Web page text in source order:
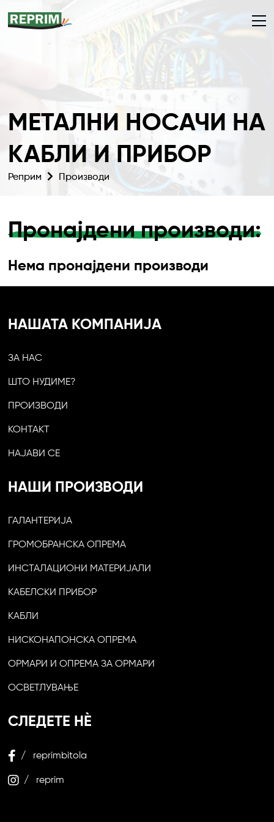
МЕТАЛНИ НОСАЧИ НА
КАБЛИ И ПРИБОР
Реприм Производи
Пронајдени производи:
Нема пронајдени производи
НАШАТА КОМПАНИЈА
ЗА НАС
ШТО НУДИМЕ?
ПРОИЗВОДИ
КОНТАКТ
НАЈАВИ СЕ
НАШИ ПРОИЗВОДИ
ГАЛАНТЕРИЈА
ГРОМОБРАНСКА ОПРЕМА
ИНСТАЛАЦИОНИ МАТЕРИЈАЛИ
КАБЕЛСКИ ПРИБОР
КАБЛИ
НИСКОНАПОНСКА ОПРЕМА
ОРМАРИ И ОПРЕМА ЗА ОРМАРИ
ОСВЕТЛУВАЊЕ
СЛЕДЕТЕ НЀ
/ reprimbitola
/ reprim